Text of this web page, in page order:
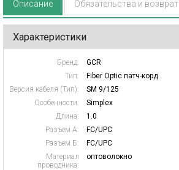
Описание Обязательства и возврат
Характеристики
Бренд:
GCR
Тип:
Fiber Optic патч-корд
Версия кабеля (Тип):
SM 9/125
Особенности:
Simplex
Длина:
1.0
Разъем А:
FC/UPC
Разъем Б:
FC/UPC
Материал
проводника:
оптоволокно